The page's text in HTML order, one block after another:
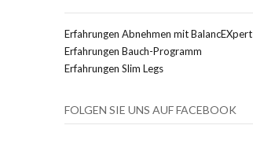
Erfahrungen Abnehmen mit BalancEXpert
Erfahrungen Bauch-Programm
Erfahrungen Slim Legs
FOLGEN SIE UNS AUF FACEBOOK